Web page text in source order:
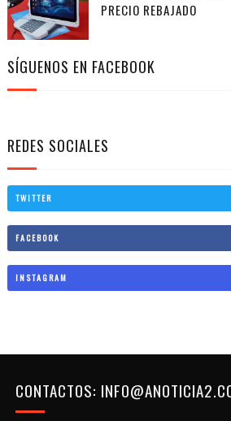
PRECIO REBAJADO
SÍGUENOS EN FACEBOOK
REDES SOCIALES
TWITTER
FACEBOOK
INSTAGRAM
CONTACTOS: